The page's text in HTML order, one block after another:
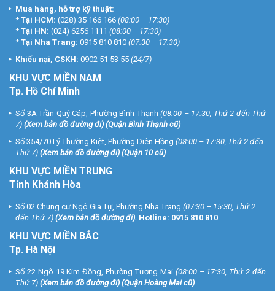
Mua hàng, hỗ trợ kỹ thuật:
* Tại HCM: (028) 35 166 166 (08:00 – 17:30)
* Tại HN: (024) 6256 1111 (08:00 – 17:30)
* Tại Nha Trang: 0915 810 810 (07:30 – 17:30)
Khiếu nại, CSKH: 0902 51 53 55 (24/7)
KHU VỰC MIỀN NAM
Tp. Hồ Chí Minh
Số 3A Trần Quý Cáp, Phường Bình Thạnh (08:00 – 17:30, Thứ 2 đến Thứ
7) (Xem bản đồ đường đi) (Quận Bình Thạnh cũ)
Số 354/70 Lý Thường Kiệt, Phường Diên Hồng (08:00 – 17:30, Thứ 2 đến
Thứ 7) (Xem bản đồ đường đi) (Quận 10 cũ)
KHU VỰC MIỀN TRUNG
Tỉnh Khánh Hòa
Số 02 Chung cư Ngô Gia Tự, Phường Nha Trang (07:30 – 15:30, Thứ 2
đến Thứ 7) (Xem bản đồ đường đi). Hotline: 0915 810 810
KHU VỰC MIỀN BẮC
Tp. Hà Nội
Số 22 Ngõ 19 Kim Đồng, Phường Tương Mai (08:00 – 17:30, Thứ 2 đến
Thứ 7) (Xem bản đồ đường đi) (Quận Hoàng Mai cũ)